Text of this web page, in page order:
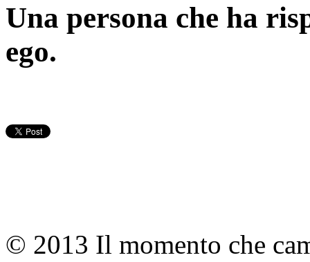
Una persona che ha
ego.
© 2013 Il momento che